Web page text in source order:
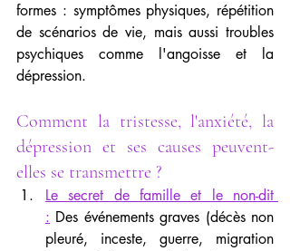
formes : symptômes physiques, répétition
de scénarios de vie, mais aussi troubles
psychiques comme l'angoisse et la
dépression.
Comment la tristesse, l'anxiété, la
dépression et ses causes peuvent-
elles se transmettre ?
Le secret de famille et le non-dit
: Des événements graves (décès non
pleuré, inceste, guerre, migration